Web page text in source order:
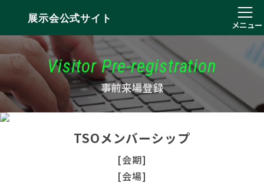
展示会公式サイト
メニュー
Visitor Pre-registration
事前来場登録
TSOメンバーシップ
[会期]
[会場]